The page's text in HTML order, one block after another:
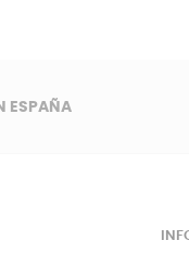
ESPAÑA